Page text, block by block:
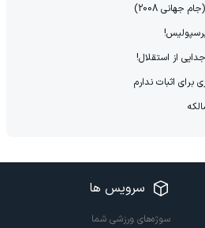
از استقلال!
برای اثبات ندارم
سرویس ها
سوژه‌های ورزشی شما